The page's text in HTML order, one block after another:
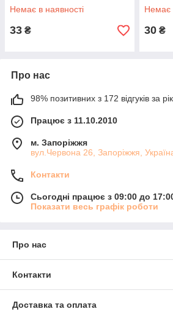
Немає в наявності
33 ₴
Немає
30 ₴
Про нас
98% позитивних з 172 відгуків за рік
Працює з 11.10.2010
м. Запоріжжя
вул.Червона 26, Запоріжжя,
Контакти
Сьогодні працює з 09:00 до
Показати весь графік роботи
Про нас
Контакти
Доставка та оплата